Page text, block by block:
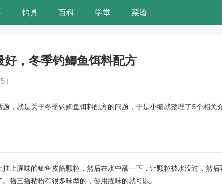
钓具 百科 学堂 菜谱
，冬季钓鲫鱼饵料配方
，就是关于冬季钓鲫鱼饵料配方的问题，于是小编就整理了5个相关
上腥味的鲫鱼皮筋颗粒，然后在水中蘸一下，让颗粒被水没过，然后
摇三摇粘粉有很多味型的，使用腥味的就可以。